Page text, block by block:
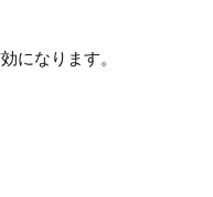
になります。